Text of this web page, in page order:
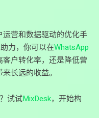
营和数据驱动的优化手
力，你可以在WhatsApp
户转化率，还是降低营
长远的收益。
试试MixDesk，开始构